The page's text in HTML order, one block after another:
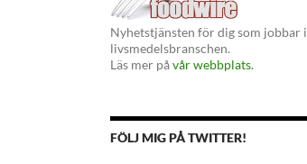
Nyhetstjänsten för dig som jobbar i
livsmedelsbranschen.
Läs mer påvår webbplats.
FÖLJ MIG PÅ TWITTER!